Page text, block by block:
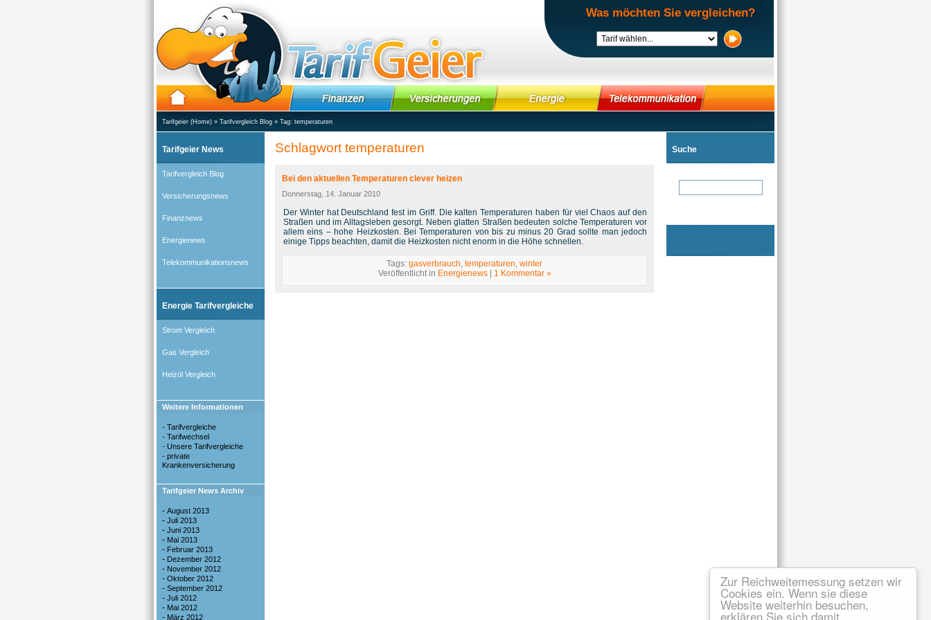
Zur Reichweitemessung setzen wir
Cookies ein. Wenn sie diese
Website weiterhin besuchen,
erklären Sie sich damit
Was möchten Sie vergleichen?
Tarifgeier (Home) » Tarifvergleich Blog » Tag: temperaturen
Tarifgeier News
Tarifvergleich Blog
Versicherungsnews
Finanznews
Energienews
Telekommunikationsnews
Energie Tarifvergleiche
Strom Vergleich
Gas Vergleich
Heizöl Vergleich
Weitere Informationen
- Tarifvergleiche
- Tarifwechsel
- Unsere Tarifvergleiche
- private
Krankenversicherung
Tarifgeier News Archiv
- August 2013
- Juli 2013
- Juni 2013
- Mai 2013
- Februar 2013
- Dezember 2012
- November 2012
- Oktober 2012
- September 2012
- Juli 2012
- Mai 2012
- März 2012
Schlagwort temperaturen
Bei den aktuellen Temperaturen clever heizen
Donnerstag, 14. Januar 2010
Der Winter hat Deutschland fest im Griff. Die kalten Temperaturen haben für viel Chaos auf den
Straßen und im Alltagsleben gesorgt. Neben glatten Straßen bedeuten solche Temperaturen vor
allem eins – hohe Heizkosten. Bei Temperaturen von bis zu minus 20 Grad sollte man jedoch
einige Tipps beachten, damit die Heizkosten nicht enorm in die Höhe schnellen.
Tags: gasverbrauch, temperaturen, winter
Veröffentlicht in Energienews| 1 Kommentar »
Suche